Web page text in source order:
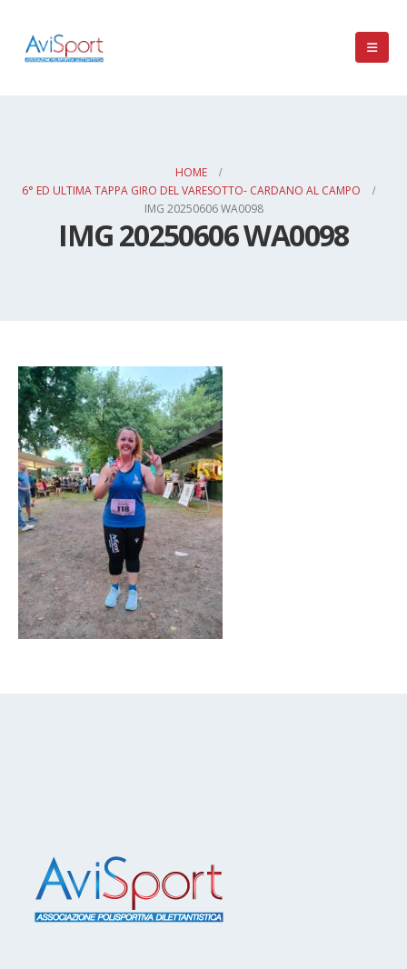
HOME
6° ED ULTIMA TAPPA GIRO DEL VARESOTTO- CARDANO AL CAMPO
IMG 20250606 WA0098
IMG 20250606 WA0098